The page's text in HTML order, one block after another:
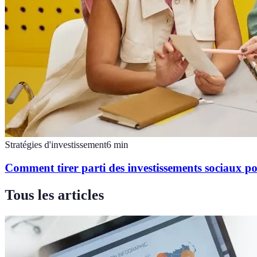
Stratégies d'investissement6 min
Comment tirer parti des investissements sociaux
Tous les articles